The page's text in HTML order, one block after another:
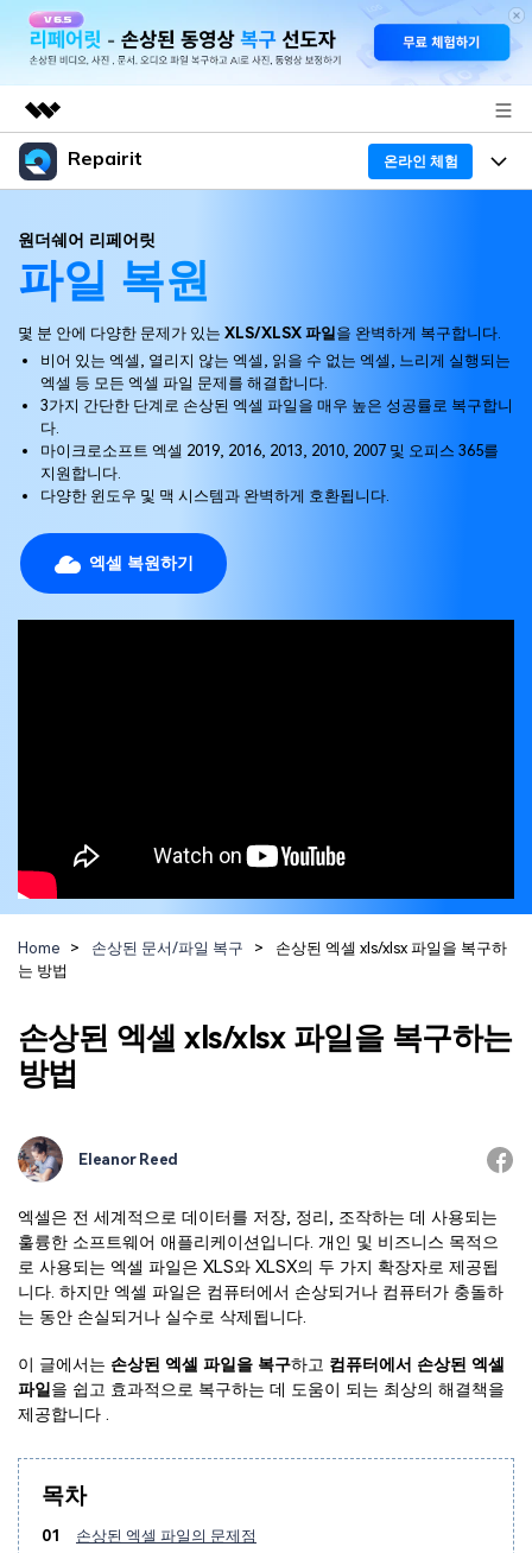
주요 제품
유틸리티
개요
솔루션
회사 소개
뉴스룸
플랜 및 가격
도움말 센터
Repairit 온라인 체험
리페어릿
크로스 플랫폼 AI 복원 및 향상 도구
무료 체험하기
Repairit -- 이메일
Outlook 이메일 복구 솔루션
기능
기본 기능
AI 보정
Repairit 소개
손상된 파일 복구 전문가
기술 인사이트
활용 & 가이드
활용 팁
가이드
데이터 복구 사례
외장 저장장치 복구
Repairit
원더쉐어 리페어릿
파일 복원
몇 분 안에 다양한 문제가 있는 XLS/XLSX 파일을 완벽하게 복구합니다.
비어 있는 엑셀, 열리지 않는 엑셀, 읽을 수 없는 엑셀, 느리게 실행되는
엑셀 등 모든 엑셀 파일 문제를 해결합니다.
3가지 간단한 단계로 손상된 엑셀 파일을 매우 높은 성공률로 복구합니
다.
마이크로소프트 엑셀 2019, 2016, 2013, 2010, 2007 및 오피스 365를
지원합니다.
다양한 윈도우 및 맥 시스템과 완벽하게 호환됩니다.
엑셀 복원하기
Home > 손상된 문서/파일 복구 >
손상된 엑셀 xls/xlsx 파일을 복구하
는 방법
손상된 엑셀 xls/xlsx 파일을 복구하는
방법
Eleanor Reed
엑셀은 전 세계적으로 데이터를 저장, 정리, 조작하는 데 사용되는
훌륭한 소프트웨어 애플리케이션입니다. 개인 및 비즈니스 목적으
로 사용되는 엑셀 파일은 XLS와 XLSX의 두 가지 확장자로 제공됩
니다. 하지만 엑셀 파일은 컴퓨터에서 손상되거나 컴퓨터가 충돌하
는 동안 손실되거나 실수로 삭제됩니다.
이 글에서는 손상된 엑셀 파일을 복구하고 컴퓨터에서 손상된 엑셀
파일을 쉽고 효과적으로 복구하는 데 도움이 되는 최상의 해결책을
제공합니다 .
목차
01 손상된 엑셀 파일의 문제점